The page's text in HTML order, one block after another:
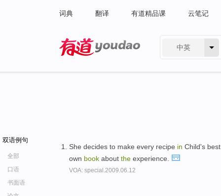
词典 翻译 有道精品课 云笔记
中英
双语例句
全部
口语
书面语
She decides to make every recipe in Child's
own book about the experience.
VOA: special.2009.06.12